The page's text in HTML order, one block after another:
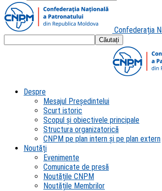
Confederația
Despre
Mesajul Președintelui
Scurt istoric
Scopul şi obiectivele principale
Structura organizatorică
CNPM pe plan intern şi pe plan extern
Noutăți
Evenimente
Comunicate de presă
Noutățile CNPM
Noutățile Membrilor